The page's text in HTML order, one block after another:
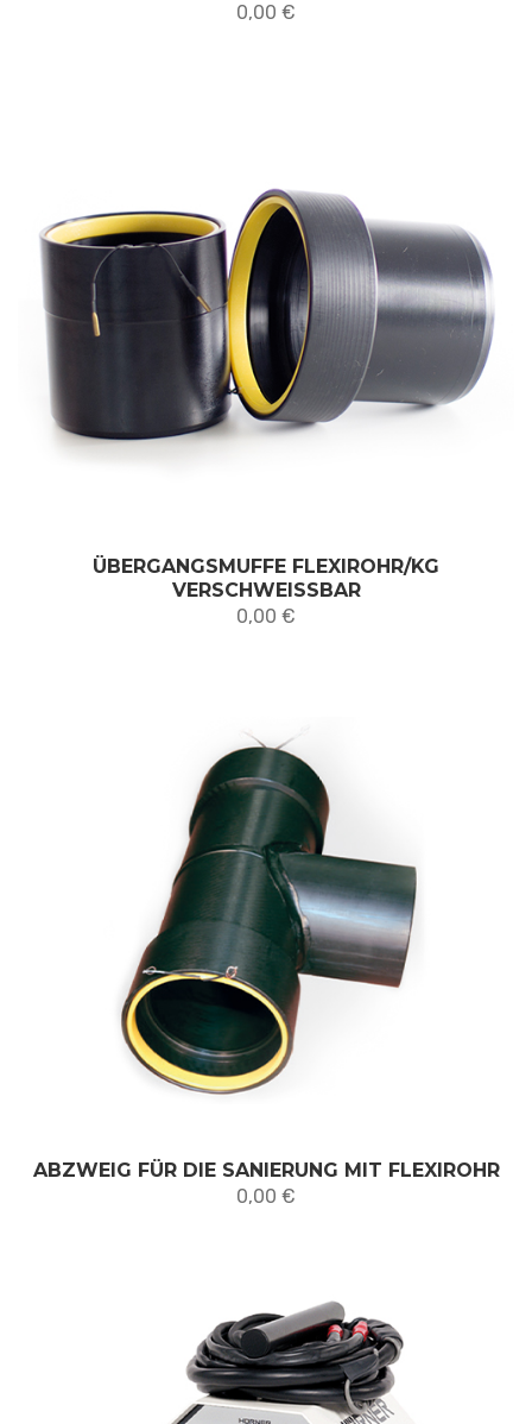
0,00 €
ÜBERGANGSMUFFE FLEXIROHR/KG
VERSCHWEISSBAR
0,00 €
ABZWEIG FÜR DIE SANIERUNG MIT FLEXIROHR
0,00 €